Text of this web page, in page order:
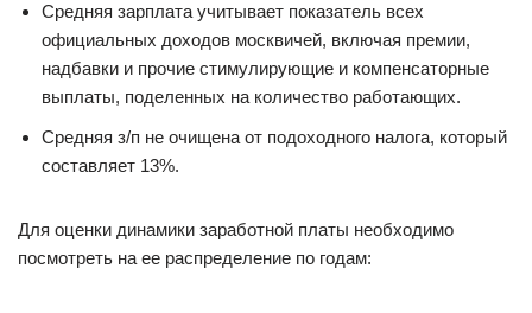
Средняя зарплата учитывает показатель всех
официальных доходов москвичей, включая премии,
надбавки и прочие стимулирующие и компенсаторные
выплаты, поделенных на количество работающих.
Средняя з/п не очищена от подоходного налога, который
составляет 13%.
Для оценки динамики заработной платы необходимо
посмотреть на ее распределение по годам: